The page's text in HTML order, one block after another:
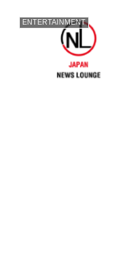
ENTERTAINMENT